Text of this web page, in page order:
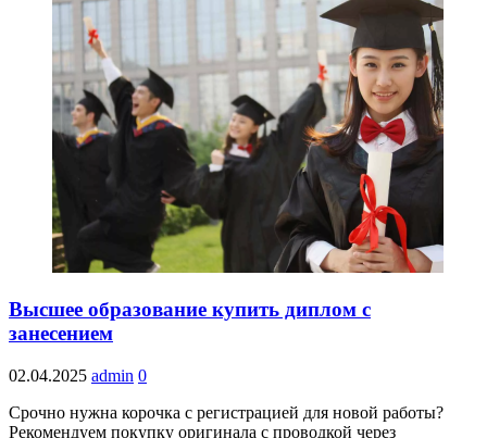
Высшее образование купить диплом с
занесением
02.04.2025 admin 0
Срочно нужна корочка с регистрацией для новой работы?
Рекомендуем покупку оригинала с проводкой через